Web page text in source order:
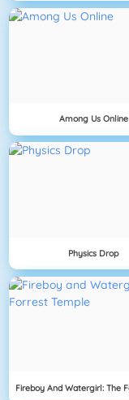
Among Us Online
Physics Drop